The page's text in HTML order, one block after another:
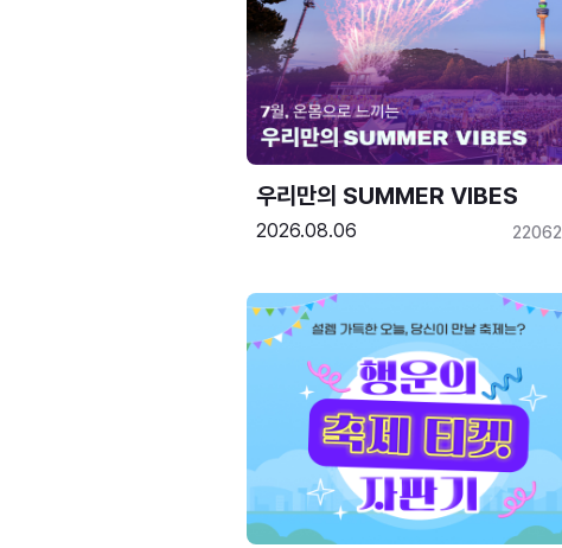
우리만의 SUMMER VIBES
2026.08.06 22062